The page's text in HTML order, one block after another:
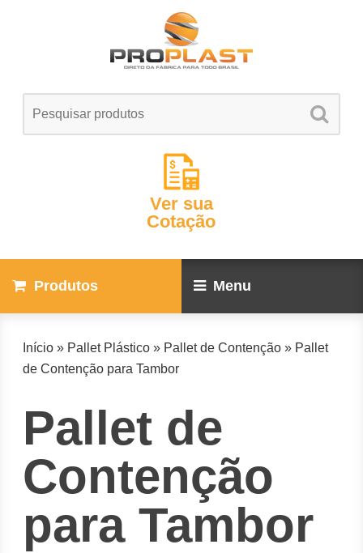
Ver sua
Cotação
Produtos Menu
Início » Pallet Plástico » Pallet de Contenção » Pallet
de Contenção para Tambor
Pallet de
Contenção
para Tambor